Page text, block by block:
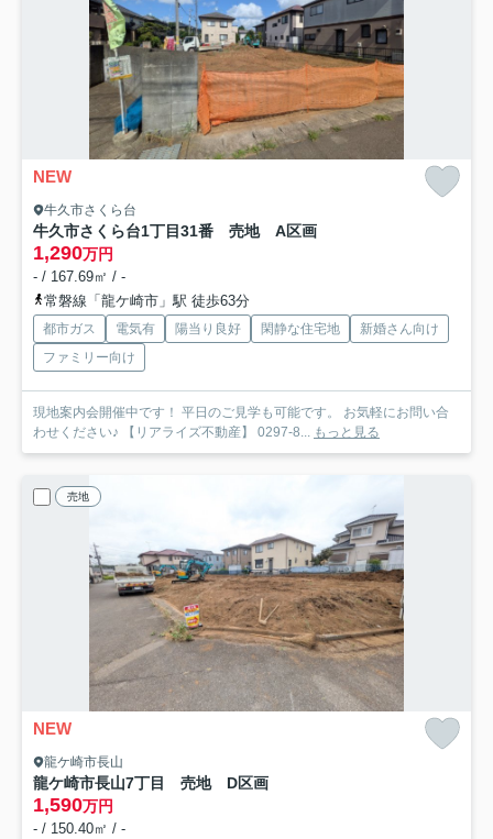
NEW
牛久市さくら台
牛久市さくら台1丁目31番 売地 A区画
1,290万円
- / 167.69㎡ / -
常磐線「龍ケ崎市」駅 徒歩63分
都市ガス 電気有 陽当り良好 閑静な住宅地
新婚さん向け
ファミリー向け
現地案内会開催中です！ 平日のご見学も可能です。 お気軽にお問い合
わせください♪ 【リアライズ不動産】 0297-8... もっと見る
売地
NEW
龍ケ崎市長山
龍ケ崎市長山7丁目 売地 D区画
1,590万円
- / 150.40㎡ / -